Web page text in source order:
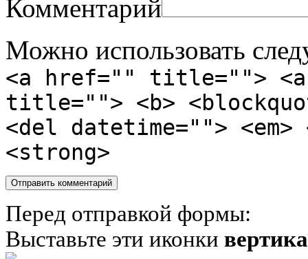
Комментарий
Можно использовать
<a href="" title="">
title=""> <b>
<del datetime="">
<strong>
Перед отправкой формы:
Выставьте эти иконки